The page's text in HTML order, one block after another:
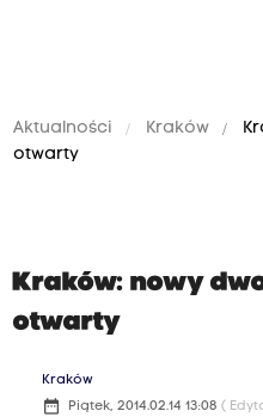
Aktualności Kraków
otwarty
Kraków: nowy
otwarty
Kraków
date_range Piątek, 2014.02.14 13:08 (